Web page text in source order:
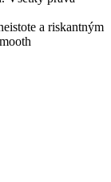
a riskantným